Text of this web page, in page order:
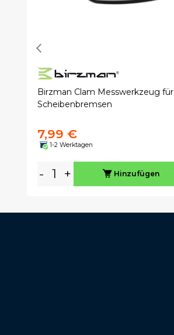
Birzman Clam Messwerkzeug für
Scheibenbremsen
7,99 €
1-2 Werktagen
- + Hinzufügen